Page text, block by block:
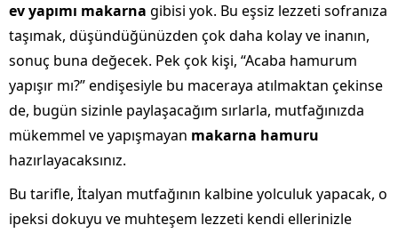
ev yapımı makarna gibisi yok. Bu eşsiz lezzeti sofranıza
taşımak, düşündüğünüzden çok daha kolay ve inanın,
sonuç buna değecek. Pek çok kişi, “Acaba hamurum
yapışır mı?” endişesiyle bu maceraya atılmaktan çekinse
de, bugün sizinle paylaşacağım sırlarla, mutfağınızda
mükemmel ve yapışmayan makarna hamuru
hazırlayacaksınız.
Bu tarifle, İtalyan mutfağının kalbine yolculuk yapacak, o
ipeksi dokuyu ve muhteşem lezzeti kendi ellerinizle